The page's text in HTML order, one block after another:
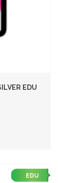
EDU
EDU